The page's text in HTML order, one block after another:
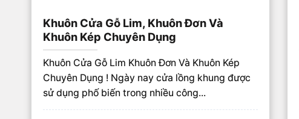
Khuôn Cửa Gỗ Lim, Khuôn Đơn Và
Khuôn Kép Chuyên Dụng
Khuôn Cửa Gỗ Lim Khuôn Đơn Và Khuôn Kép
Chuyên Dụng ! Ngày nay cửa lồng khung được
sử dụng phố biến trong nhiều công...